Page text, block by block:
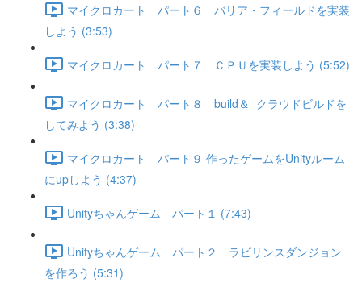
マイクロカート パート６ バリア・フィールドを実装
しよう (3:53)
マイクロカート パート７ ＣＰＵを実装しよう (5:52)
マイクロカート パート８ build＆ クラウドビルドを
してみよう (3:38)
マイクロカート パート９ 作ったゲームをUnityルーム
にupしよう (4:37)
Unityちゃんゲーム パート１ (7:43)
Unityちゃんゲーム パート２ ラビリンスダンジョン
を作ろう (5:31)